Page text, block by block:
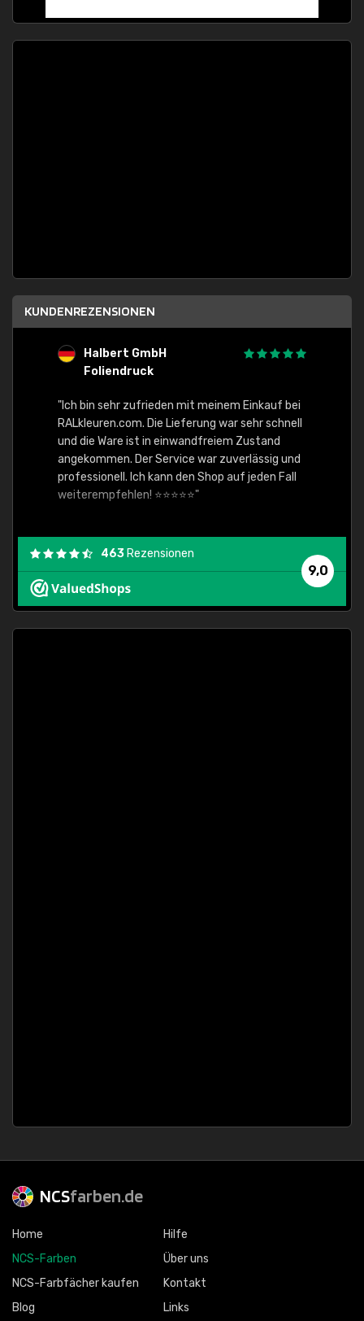
KUNDENREZENSIONEN
Halbert GmbH
Foliendruck
"Ich bin sehr zufrieden mit meinem Einkauf bei
RALkleuren.com. Die Lieferung war sehr schnell
und die Ware ist in einwandfreiem Zustand
angekommen. Der Service war zuverlässig und
professionell. Ich kann den Shop auf jeden Fall
weiterempfehlen! ⭐⭐⭐⭐⭐"
9,0
463 Rezensionen
NCSfarben.de
Home
NCS-Farben
NCS-Farbfächer kaufen
Blog
Hilfe
Über uns
Kontakt
Links